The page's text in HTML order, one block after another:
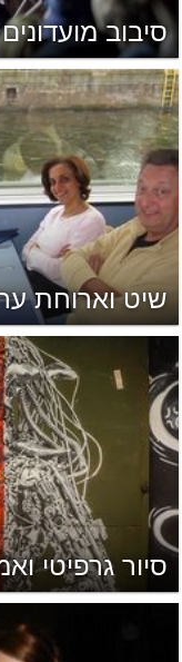
סיבוב
שיט וארוחת
סיור גרפיטי